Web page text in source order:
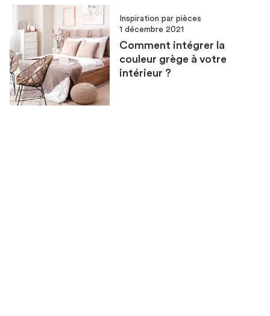
Inspiration par pièces
1 décembre 2021
Comment intégrer la
couleur grège à votre
intérieur ?